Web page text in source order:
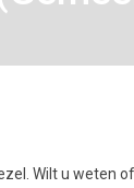
Wilt u weten